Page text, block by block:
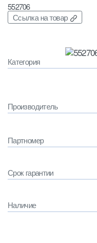
552706
Ссылка на товар
Категория
Производитель
Партномер
Срок гарантии
Наличие